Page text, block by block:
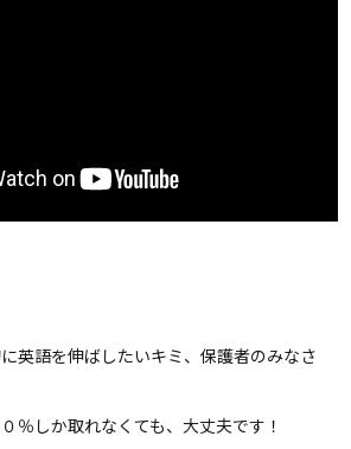
英語を伸ばしたいキミ、保護者のみなさ
％しか取れなくても、大丈夫です！